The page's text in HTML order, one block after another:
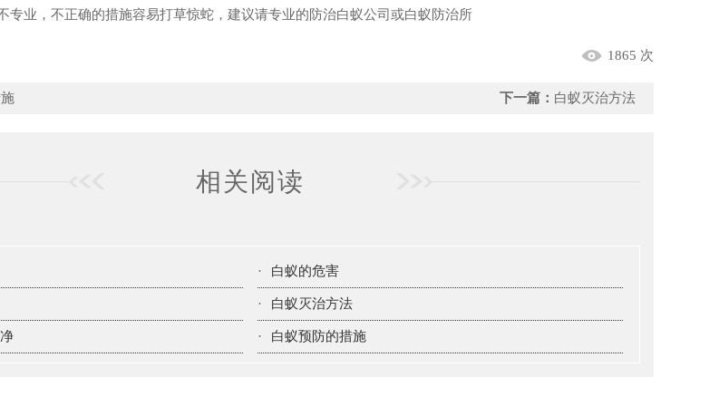
专业，不正确的措施容易打草惊蛇，建议请专业的防治白蚁公司或白蚁防治所
1865 次
下一篇： 白蚁灭治方法
相关阅读
· 白蚁的危害
· 白蚁灭治方法
· 白蚁预防的措施